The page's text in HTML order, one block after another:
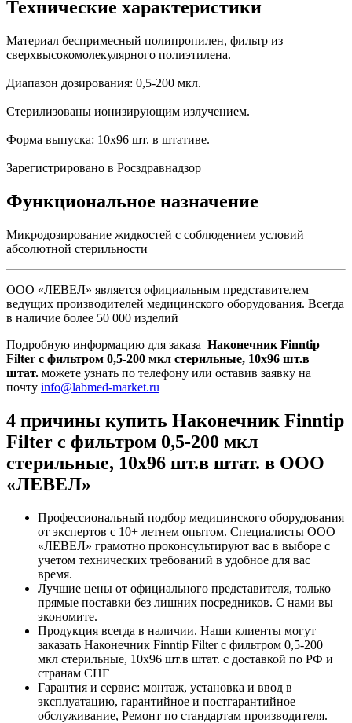
Технические характеристики
Материал беспримесный полипропилен, фильтр из
сверхвысокомолекулярного полиэтилена.
Диапазон дозирования: 0,5-200 мкл.
Стерилизованы ионизирующим излучением.
Форма выпуска: 10х96 шт. в штативе.
Зарегистрировано в Росздравнадзор
Функциональное назначение
Микродозирование жидкостей с соблюдением условий
абсолютной стерильности
ООО «ЛЕВЕЛ» является официальным представителем
ведущих производителей медицинского оборудования. Всегда
в наличие более 50 000 изделий
Подробную информацию для заказа Наконечник Finntip
Filter с фильтром 0,5-200 мкл стерильные, 10х96 шт.в
штат. можете узнать по телефону или оставив заявку на
почту info@labmed-market.ru
4 причины купить Наконечник Finntip
Filter с фильтром 0,5-200 мкл
стерильные, 10х96 шт.в штат. в ООО
«ЛЕВЕЛ»
Профессиональный подбор медицинского оборудования
от экспертов с 10+ летнем опытом. Специалисты ООО
«ЛЕВЕЛ» грамотно проконсультируют вас в выборе с
учетом технических требований в удобное для вас
время.
Лучшие цены от официального представителя, только
прямые поставки без лишних посредников. С нами вы
экономите.
Продукция всегда в наличии. Наши клиенты могут
заказать Наконечник Finntip Filter с фильтром 0,5-200
мкл стерильные, 10х96 шт.в штат. с доставкой по РФ и
странам СНГ
Гарантия и сервис: монтаж, установка и ввод в
эксплуатацию, гарантийное и постгарантийное
обслуживание, Ремонт по стандартам производителя.